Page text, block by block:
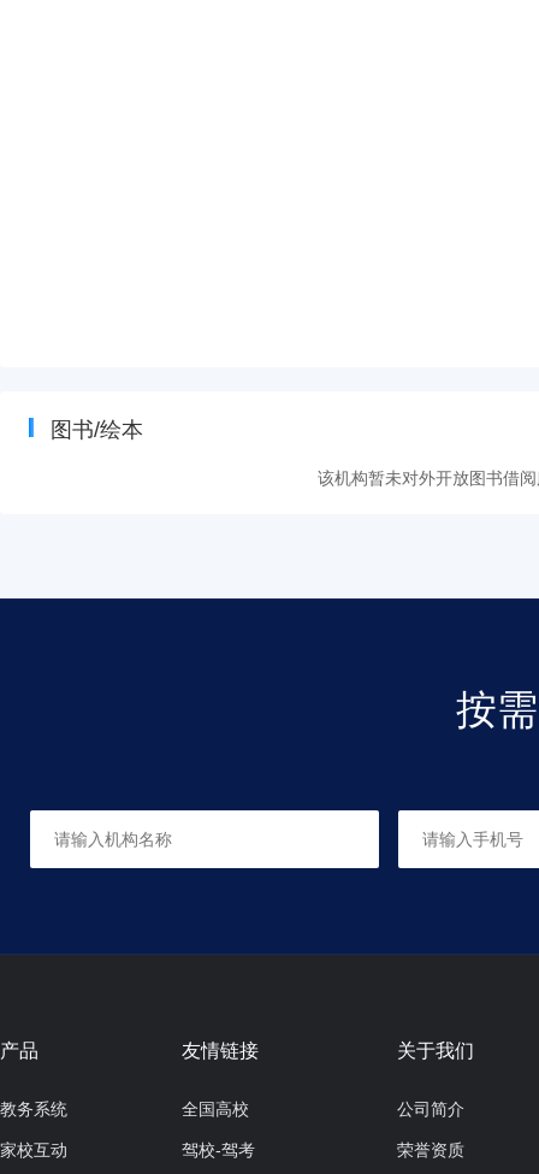
图书/绘本
该机构暂未对外开放图书借
按
产品
教务系统
家校互动
友情链接
全国高校
驾校-驾考
关于我们
公司简介
荣誉资质